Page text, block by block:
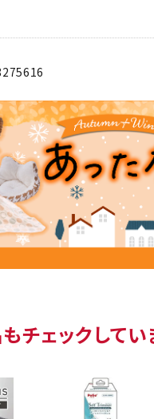
チェックしてい